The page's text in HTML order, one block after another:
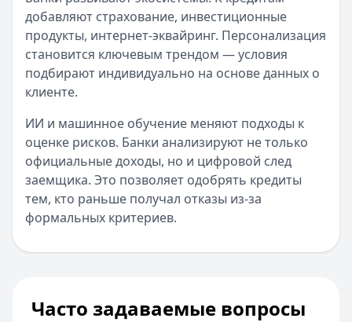
добавляют страхование, инвестиционные
продукты, интернет-эквайринг. Персонализация
становится ключевым трендом — условия
подбирают индивидуально на основе данных о
клиенте.
ИИ и машинное обучение меняют подходы к
оценке рисков. Банки анализируют не только
официальные доходы, но и цифровой след
заемщика. Это позволяет одобрять кредиты
тем, кто раньше получал отказы из-за
формальных критериев.
Часто задаваемые вопросы